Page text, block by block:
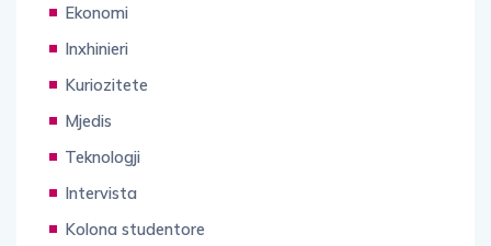
Ekonomi
Inxhinieri
Kuriozitete
Mjedis
Teknologji
Intervista
Kolona studentore